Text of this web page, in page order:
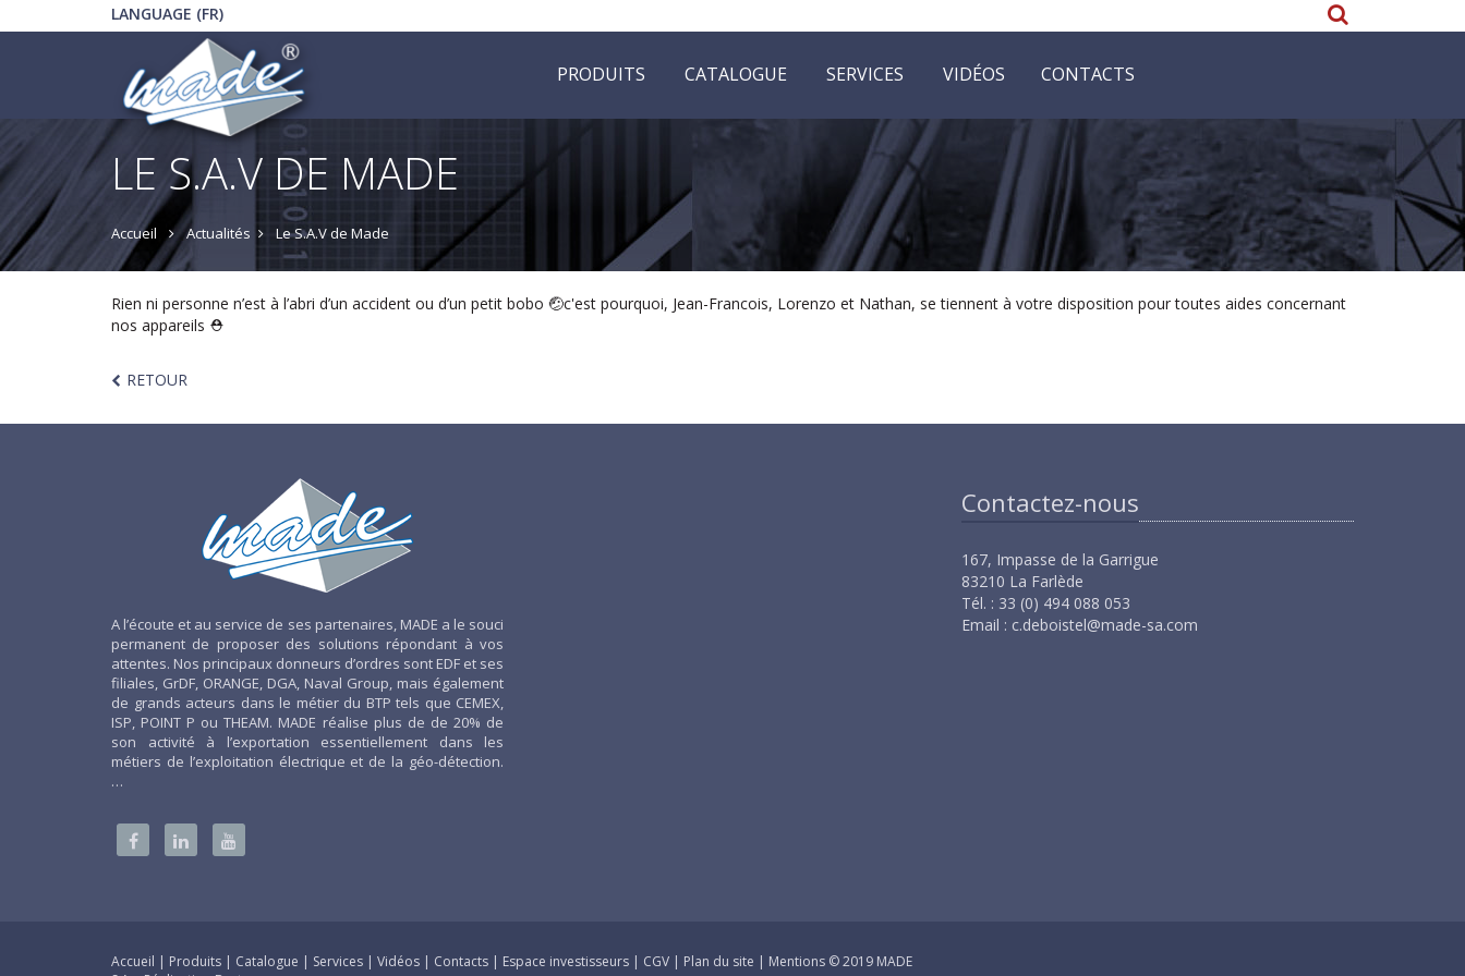
LANGUAGE (FR)
PRODUITS CATALOGUE SERVICES VIDÉOS CONTACTS
LE S.A.V DE MADE
Accueil Actualités Le S.A.V de Made
Rien ni personne n’est à l’abri d’un accident ou d’un petit bobo 🤕c'est pourquoi, Jean-Francois, Lorenzo et Nathan, se tiennent à votre disposition pour toutes aides concernant
nos appareils ⛑
RETOUR
A l’écoute et au service de ses partenaires, MADE a le souci
permanent de proposer des solutions répondant à vos
attentes. Nos principaux donneurs d’ordres sont EDF et ses
filiales, GrDF, ORANGE, DGA, Naval Group, mais également
de grands acteurs dans le métier du BTP tels que CEMEX,
ISP, POINT P ou THEAM. MADE réalise plus de de 20% de
son activité à l’exportation essentiellement dans les
métiers de l’exploitation électrique et de la géo-détection.
…
Contactez-nous
167, Impasse de la Garrigue
83210 La Farlède
Tél. : 33 (0) 494 088 053
Email : c.deboistel@made-sa.com
Accueil | Produits | Catalogue | Services | Vidéos | Contacts | Espace investisseurs | CGV | Plan du site | Mentions © 2019 MADE